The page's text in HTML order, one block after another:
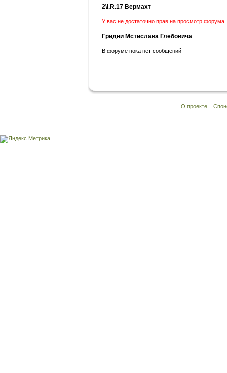
2\I.R.17 Вермахт
У вас не достаточно прав на просмотр форума.
Гридни Мстислава Глебовича
В форуме пока нет сообщений
О проекте